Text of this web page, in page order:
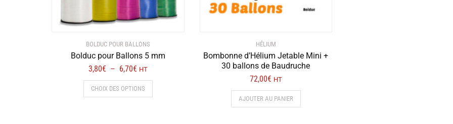
BOLDUC POUR BALLONS
Bolduc pour Ballons 5 mm
3,80€ – 6,70€Plage
de
prix :
HT
CHOIX DES OPTIONS
Ce
HÉLIUM
Bombonne d’Hélium Jetable Mini +
30 ballons de Baudruche
72,00€ HT
AJOUTER AU PANIER